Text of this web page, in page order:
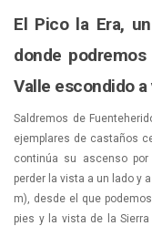
El Pico la Era,
donde
Valle escondido
Saldremos de
ejemplares de castaños
continúa su ascenso
perder la vista a un lado y
m), desde el que
pies y la vista de la